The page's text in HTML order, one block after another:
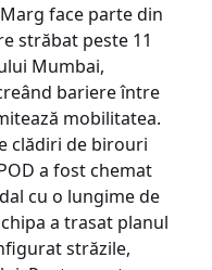
face parte din
străbat peste 11
Mumbai,
bariere între
mobilitatea.
clădiri de birouri
a fost chemat
cu o lungime de
a trasat planul
străzile,